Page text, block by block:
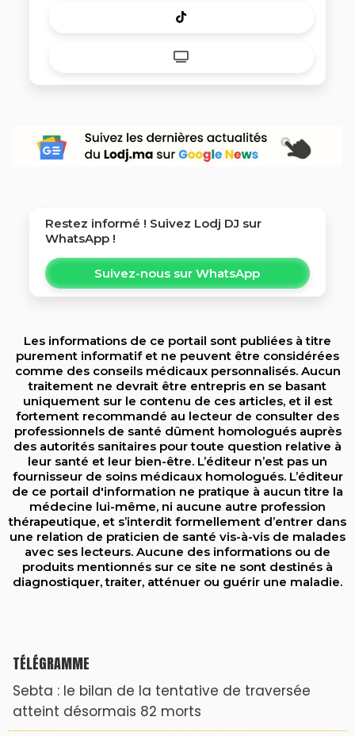
Restez informé ! Suivez Lodj DJ sur
WhatsApp !
Suivez-nous sur WhatsApp
Les informations de ce portail sont publiées à titre
purement informatif et ne peuvent être considérées
comme des conseils médicaux personnalisés. Aucun
traitement ne devrait être entrepris en se basant
uniquement sur le contenu de ces articles, et il est
fortement recommandé au lecteur de consulter des
professionnels de santé dûment homologués auprès
des autorités sanitaires pour toute question relative à
leur santé et leur bien-être. L’éditeur n’est pas un
fournisseur de soins médicaux homologués. L’éditeur
de ce portail d'information ne pratique à aucun titre la
médecine lui-même, ni aucune autre profession
thérapeutique, et s’interdit formellement d’entrer dans
une relation de praticien de santé vis-à-vis de malades
avec ses lecteurs. Aucune des informations ou de
produits mentionnés sur ce site ne sont destinés à
diagnostiquer, traiter, atténuer ou guérir une maladie.
TÉLÉGRAMME
Sebta : le bilan de la tentative de traversée
atteint désormais 82 morts